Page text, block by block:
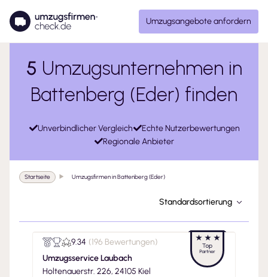
Umzugsangebote anfordern
5 Umzugsunternehmen in
Battenberg (Eder) finden
Unverbindlicher Vergleich
Echte Nutzerbewertungen
Regionale Anbieter
Startseite Umzugsfirmen in Battenberg (Eder)
Standardsortierung
9.34 (196 Bewertungen)
Umzugsservice Laubach
Holtenauerstr. 226, 24105 Kiel